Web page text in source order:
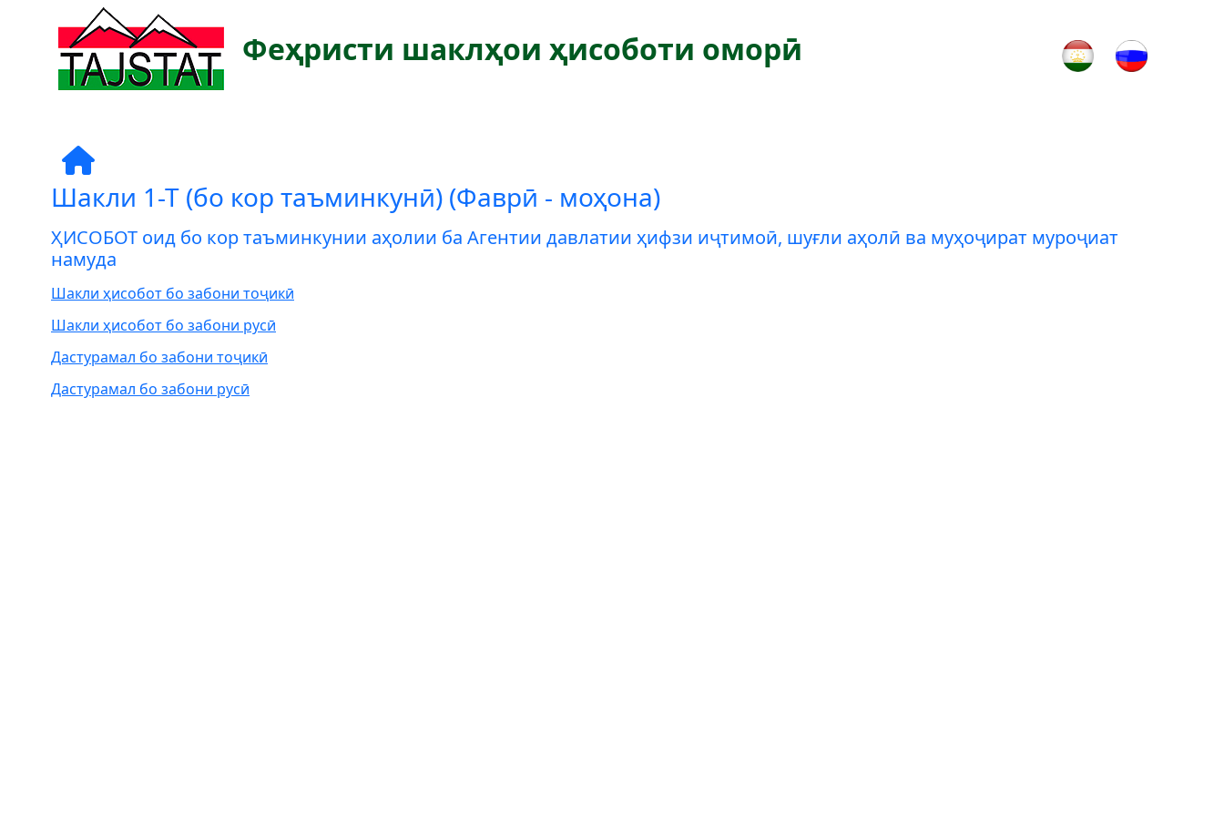
Феҳристи шаклҳои ҳисоботи оморӣ
Шакли 1-Т (бо кор таъминкунӣ) (Фаврӣ - моҳона)
ҲИСОБОТ оид бо кор таъминкунии аҳолии ба Агентии давлатии ҳифзи иҷтимоӣ, шуғли аҳолӣ ва муҳоҷират муроҷиат
намуда
Шакли ҳисобот бо забони тоҷикӣ
Шакли ҳисобот бо забони русӣ
Дастурамал бо забони тоҷикӣ
Дастурамал бо забони русӣ